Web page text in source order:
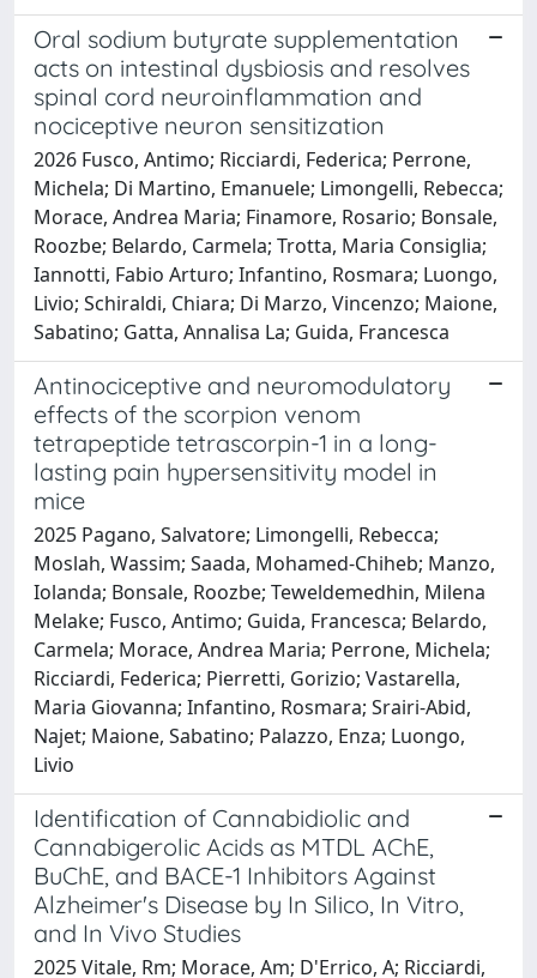
Oral sodium butyrate supplementation
acts on intestinal dysbiosis and resolves
spinal cord neuroinflammation and
nociceptive neuron sensitization
2026 Fusco, Antimo; Ricciardi, Federica; Perrone,
Michela; Di Martino, Emanuele; Limongelli, Rebecca;
Morace, Andrea Maria; Finamore, Rosario; Bonsale,
Roozbe; Belardo, Carmela; Trotta, Maria Consiglia;
Iannotti, Fabio Arturo; Infantino, Rosmara; Luongo,
Livio; Schiraldi, Chiara; Di Marzo, Vincenzo; Maione,
Sabatino; Gatta, Annalisa La; Guida, Francesca
Antinociceptive and neuromodulatory
effects of the scorpion venom
tetrapeptide tetrascorpin-1 in a long-
lasting pain hypersensitivity model in
mice
2025 Pagano, Salvatore; Limongelli, Rebecca;
Moslah, Wassim; Saada, Mohamed-Chiheb; Manzo,
Iolanda; Bonsale, Roozbe; Teweldemedhin, Milena
Melake; Fusco, Antimo; Guida, Francesca; Belardo,
Carmela; Morace, Andrea Maria; Perrone, Michela;
Ricciardi, Federica; Pierretti, Gorizio; Vastarella,
Maria Giovanna; Infantino, Rosmara; Srairi-Abid,
Najet; Maione, Sabatino; Palazzo, Enza; Luongo,
Livio
Identification of Cannabidiolic and
Cannabigerolic Acids as MTDL AChE,
BuChE, and BACE-1 Inhibitors Against
Alzheimer's Disease by In Silico, In Vitro,
and In Vivo Studies
2025 Vitale, Rm; Morace, Am; D'Errico, A; Ricciardi,